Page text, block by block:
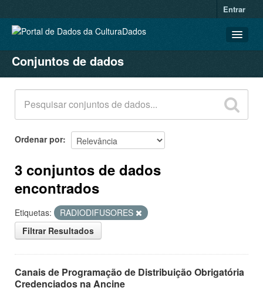
Entrar
CONJUNTOS DE DADOS
ORGANIZAÇÕES
GRUPOS
SOBRE
Conjuntos de dados
Ordenar por
3 conjuntos de dados
encontrados
Etiquetas:
RADIODIFUSORES
Filtrar Resultados
Canais de Programação de Distribuição Obrigatória
Credenciados na Ancine